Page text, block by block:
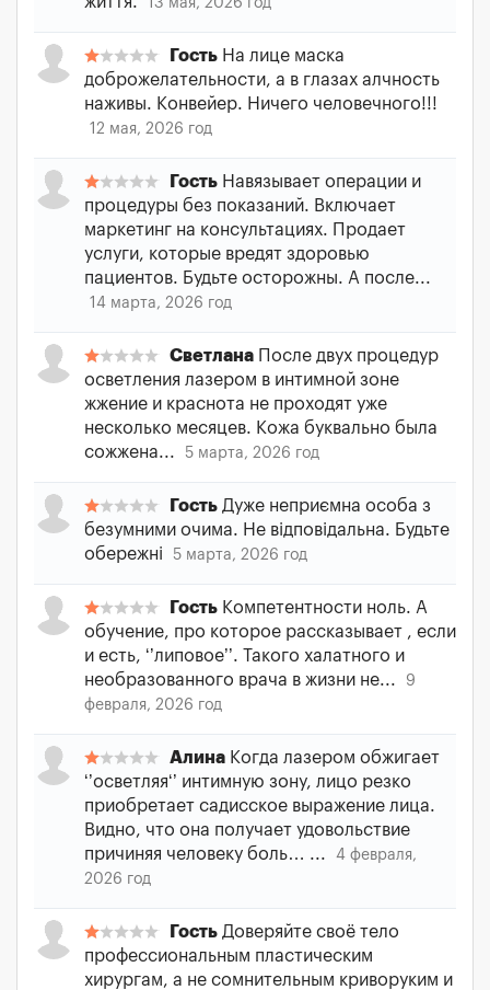
13 мая, 2026 год
Гость На лице маска
доброжелательности, а в глазах алчность
наживы. Конвейер. Ничего человечного!!!
12 мая, 2026 год
Гость Навязывает операции и
процедуры без показаний. Включает
маркетинг на консультациях. Продает
услуги, которые вредят здоровью
пациентов. Будьте осторожны. А после...
14 марта, 2026 год
Светлана После двух процедур
осветления лазером в интимной зоне
жжение и краснота не проходят уже
несколько месяцев. Кожа буквально была
сожжена...
5 марта, 2026 год
Гость Дуже неприємна особа з
безумними очима. Не відповідальна. Будьте
обережні
5 марта, 2026 год
Гость Компетентности ноль. А
обучение, про которое рассказывает , если
и есть, ‘’липовое’’. Такого халатного и
необразованного врача в жизни не...
9
февраля, 2026 год
Алина Когда лазером обжигает
‘’осветляя‘’ интимную зону, лицо резко
приобретает садисское выражение лица.
Видно, что она получает удовольствие
причиняя человеку боль… ...
4 февраля,
2026 год
Гость Доверяйте своё тело
профессиональным пластическим
хирургам, а не сомнительным криворуким и